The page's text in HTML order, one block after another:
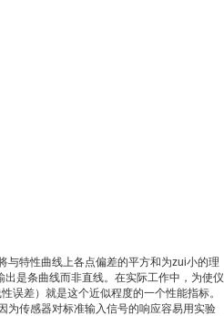
与特性曲线上各点偏差的平方和为zui小的理
是条曲线而非直线。在实际工作中，为使仪
误差）就是这个近似程度的一个性能指标。
为传感器对标准输入信号的响应容易用实验